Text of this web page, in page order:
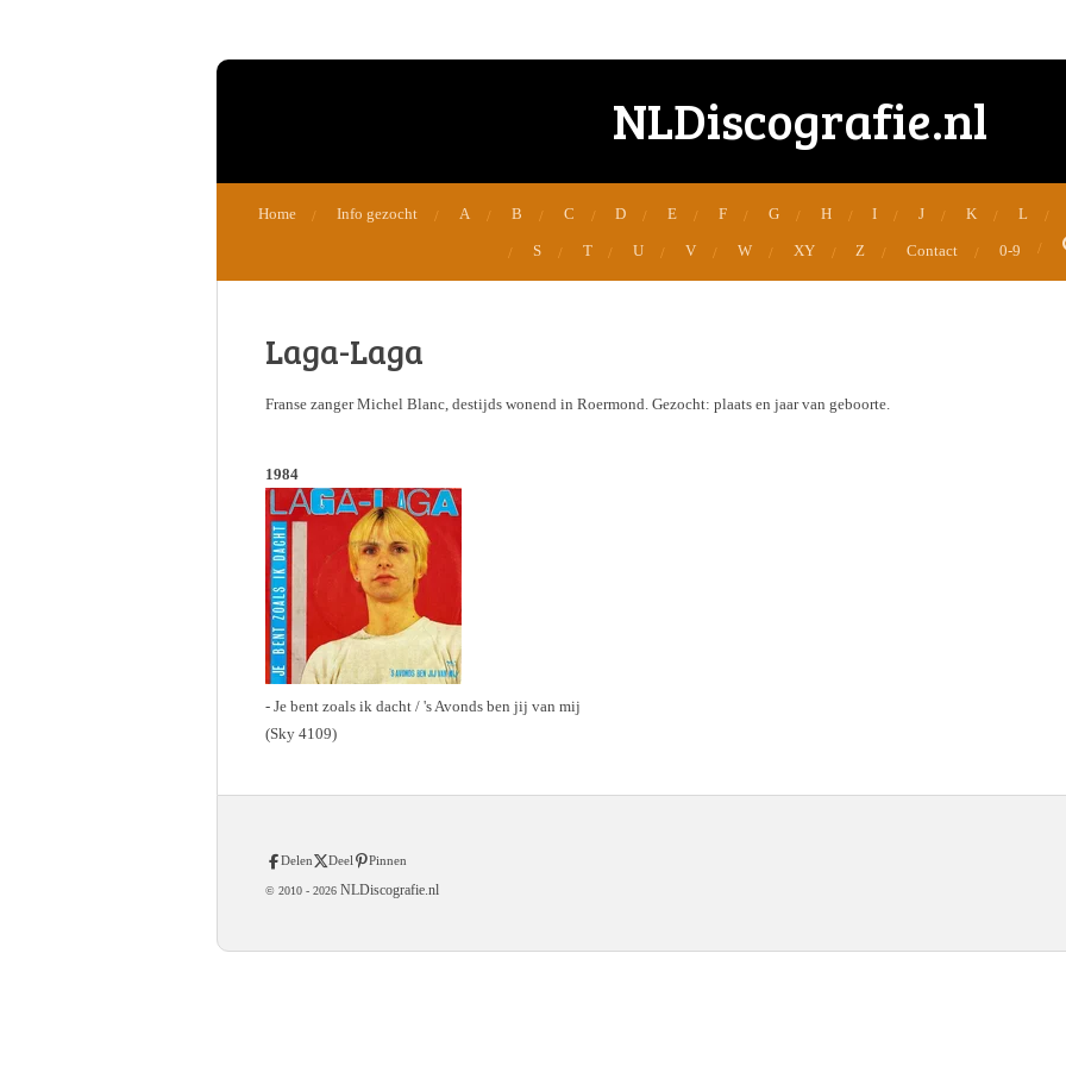
NLDiscografie.nl
Home Info gezocht A B C D E F G H I J K L
S T U V W XY Z Contact 0-9
Laga-Laga
Franse zanger Michel Blanc, destijds wonend in Roermond. Gezocht: plaats en jaar van geboorte.
1984
- Je bent zoals ik dacht / 's Avonds ben jij van mij
(Sky 4109)
Delen Deel Pinnen
© 2010 - 2026 NLDiscografie.nl